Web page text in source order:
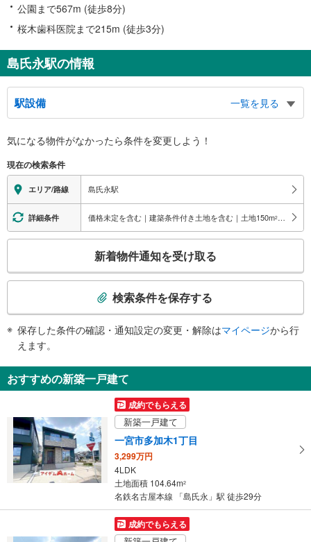
公園まで567m (徒歩8分)
桜木歯科医院まで215m (徒歩3分)
島氏永駅の情報
駅設備
一覧を見る
※段差なしでの移動経路
地上⇔改札⇔ホーム：○
（※各改札⇔反対側のホームへの改札内移動：×）
スロープ
・各ホーム⇔各改札
その他
※駅員無配置駅（連絡先：名鉄一宮駅）
気になる物件がなかったら条件を変更しよう！
現在の検索条件
エリア/路線 島氏永駅
詳細条件 価格未定を含む｜建築条件付き土地を含む｜土地150m2 以上
検
知
を
け
取
る
・
条
イ
新着物件通知を受け取る
検索条件を保存する
保存した条件の確認・通知設定の変更・解除はマイページから行
えます。
おすすめの新築一戸建て
成約でもらえる
新築一戸建て
一宮市多加木1丁目
3,299万円
4LDK
土地面積 104.64m2
名鉄名古屋本線 「島氏永」駅 徒歩29分
成約でもらえる